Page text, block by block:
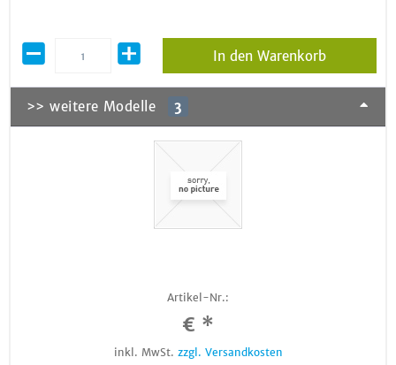
In den Warenkorb
>> weitere Modelle 3
Artikel-Nr.:
€ *
inkl. MwSt. zzgl. Versandkosten